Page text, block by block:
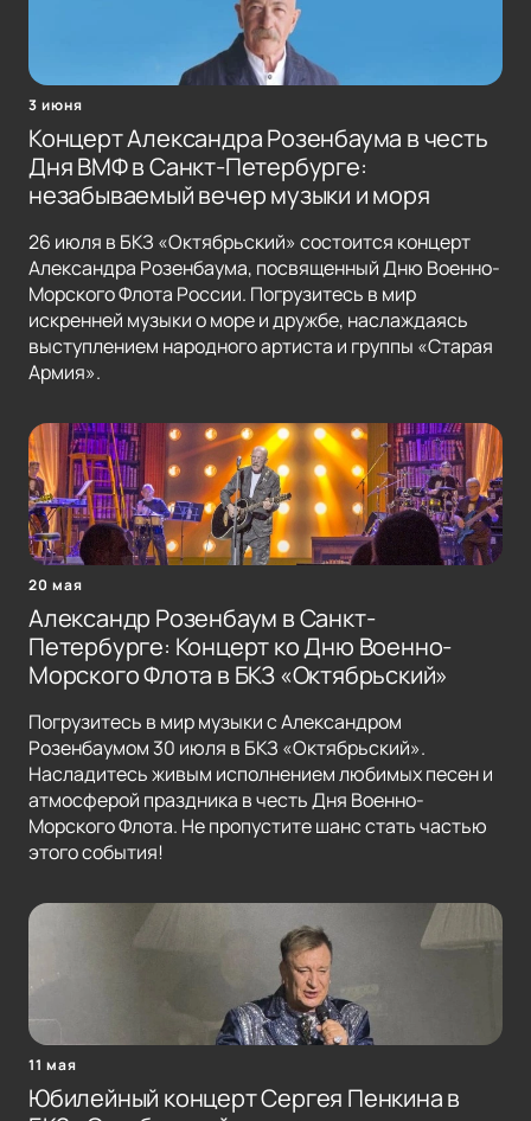
3 июня
Концерт Александра Розенбаума в честь
Дня ВМФ в Санкт-Петербурге:
незабываемый вечер музыки и моря
26 июля в БКЗ «Октябрьский» состоится концерт
Александра Розенбаума, посвященный Дню Военно-
Морского Флота России. Погрузитесь в мир
искренней музыки о море и дружбе, наслаждаясь
выступлением народного артиста и группы «Старая
Армия».
20 мая
Александр Розенбаум в Санкт-
Петербурге: Концерт ко Дню Военно-
Морского Флота в БКЗ «Октябрьский»
Погрузитесь в мир музыки с Александром
Розенбаумом 30 июля в БКЗ «Октябрьский».
Насладитесь живым исполнением любимых песен и
атмосферой праздника в честь Дня Военно-
Морского Флота. Не пропустите шанс стать частью
этого события!
11 мая
Юбилейный концерт Сергея Пенкина в